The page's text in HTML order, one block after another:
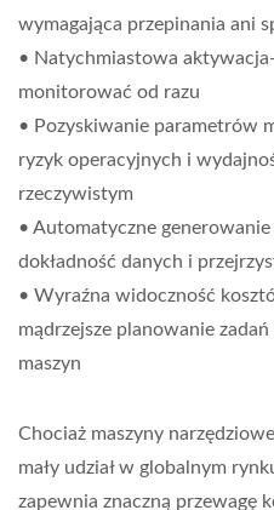
wymagająca przepinania ani
• Natychmiastowa
monitorować od razu
• Pozyskiwanie parametrów
ryzyk operacyjnych i
rzeczywistym
• Automatyczne
dokładność danych i
• Wyraźna widoczność
mądrzejsze planowanie
maszyn
Chociaż maszyny
mały udział w globalnym
zapewnia znaczną przewagę